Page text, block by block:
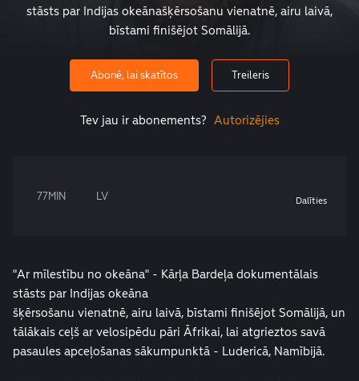
stāsts par Indijas okeānašķērsošanu vienatnē, airu laivā,
bīstami finišējot Somālijā.
Abonē, lai skatītos Treileris
Tev jau ir abonements? Autorizējies
77MIN LV Dalīties
"Ar mīlestību no okeāna" - Kārļa Bardeļa dokumentālais
stāsts par Indijas okeāna
šķērsošanu vienatnē, airu laivā, bīstami finišējot Somālijā, un
tālākais ceļš ar velosipēdu pāri Āfrikai, lai atgrieztos savā
pasaules apceļošanas sākumpunktā - Ludericā, Namībijā.